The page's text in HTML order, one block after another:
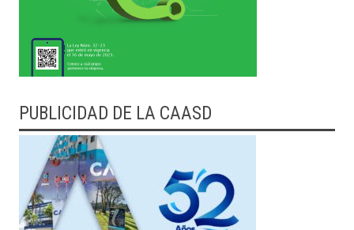
PUBLICIDAD DE LA CAASD